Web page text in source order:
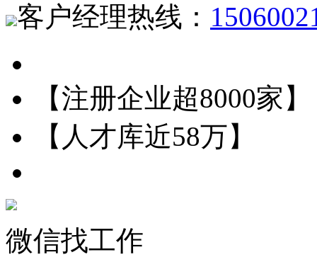
客户经理热线：
【注册企业超8000家】
【人才库近58万】
微信找工作